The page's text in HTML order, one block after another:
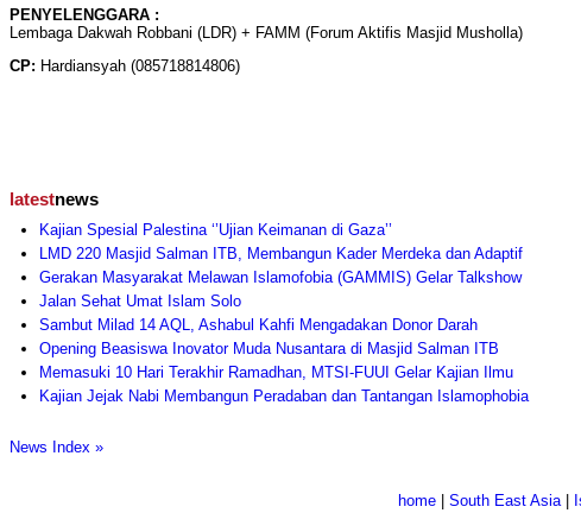
PENYELENGGARA :
Lembaga Dakwah Robbani (LDR) + FAMM (Forum Aktifis Masjid Musholla)
CP: Hardiansyah (085718814806)
latestnews
Kajian Spesial Palestina ‘’Ujian Keimanan di Gaza’’
LMD 220 Masjid Salman ITB, Membangun Kader Merdeka dan Adaptif
Gerakan Masyarakat Melawan Islamofobia (GAMMIS) Gelar Talkshow
Jalan Sehat Umat Islam Solo
Sambut Milad 14 AQL, Ashabul Kahfi Mengadakan Donor Darah
Opening Beasiswa Inovator Muda Nusantara di Masjid Salman ITB
Memasuki 10 Hari Terakhir Ramadhan, MTSI-FUUI Gelar Kajian Ilmu
Kajian Jejak Nabi Membangun Peradaban dan Tantangan Islamophobia
News Index »
home| South East Asia|